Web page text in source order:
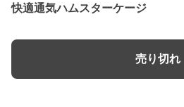
快適通気ハムスターケージ
売り切れ